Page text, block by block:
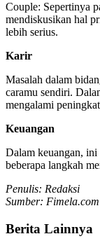
Couple: Sepertinya
mendiskusikan hal
lebih serius.
Karir
Masalah dalam
caramu sendiri.
mengalami
Keuangan
Dalam keuangan,
beberapa langkah
Penulis: Redaksi
Sumber: Fimela.com
Berita Lainnya